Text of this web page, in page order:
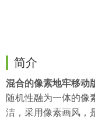
简介
混合的像素地牢移动
随机性融为一体的像
洁，采用像素画风，